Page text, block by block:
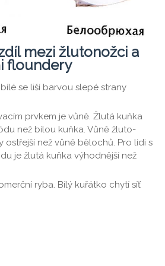
mezi žlutonožci a
floundery
se liší barvou slepé strany
prvkem je vůně. Žlutá kuňka
než bílou kuňka. Vůně žluto-
ostřejší než vůně bělochů. Pro lidi s
je žlutá kuňka výhodnější než
ryba. Bílý kuřátko chytí síť